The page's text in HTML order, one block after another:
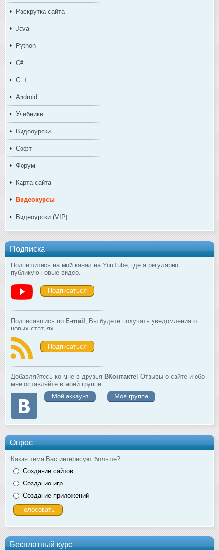
Раскрутка сайта
Java
Python
C#
C++
Android
Учебники
Видеоуроки
Софт
Форум
Карта сайта
Видеокурсы
Видеоуроки (VIP)
Подписка
Подпишитесь на мой канал на YouTube, где я регулярно
публикую новые видео.
Подписаться
Подписавшись по E-mail
, Вы будете получать уведомления о
новых статьях.
Подписаться
Добавляйтесь ко мне в друзья ВКонтакте! Отзывы о сайте и обо
мне оставляйте в моей группе.
Мой аккаунт
Моя группа
Опрос
Какая тема Вас интересует больше?
Создание сайтов
Создание игр
Создание приложений
Бесплатный курс